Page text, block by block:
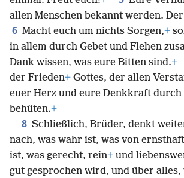
allen Menschen bekannt werden.
6 Macht euch um nichts Sorgen,+
in allem durch Gebet und Flehen
Dank wissen, was eure Bitten sind.+
der Frieden+ Gottes, der allen
euer Herz und eure Denkkraft durch
behüten.+
8 Schließlich, Brüder, denkt
nach, was wahr ist, was von
ist, was gerecht, rein+ und
gut gesprochen wird, und über